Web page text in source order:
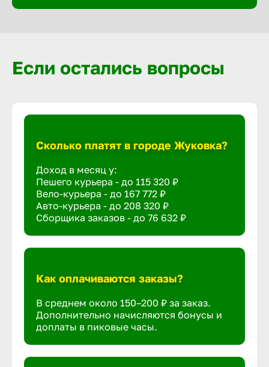
Если остались вопросы
Сколько платят в городе Жуковка?
Доход в месяц у:
Пешего курьера - до 115 320 ₽
Вело-курьера - до 167 772 ₽
Авто-курьера - до 208 320 ₽
Сборщика заказов - до 76 632 ₽
Как оплачиваются заказы?
В среднем около 150–200 ₽ за заказ.
Дополнительно начисляются бонусы и
доплаты в пиковые часы.